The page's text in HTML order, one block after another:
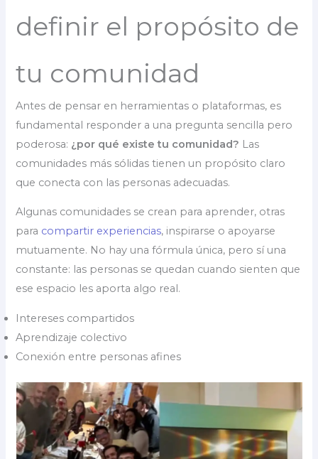
definir el propósito de
tu comunidad
Antes de pensar en herramientas o plataformas, es
fundamental responder a una pregunta sencilla pero
poderosa: ¿por qué existe tu comunidad? Las
comunidades más sólidas tienen un propósito claro
que conecta con las personas adecuadas.
Algunas comunidades se crean para aprender, otras
para compartir experiencias, inspirarse o apoyarse
mutuamente. No hay una fórmula única, pero sí una
constante: las personas se quedan cuando sienten que
ese espacio les aporta algo real.
Intereses compartidos
Aprendizaje colectivo
Conexión entre personas afines